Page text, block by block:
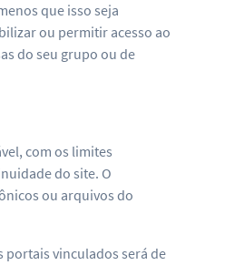
que isso seja
ou permitir acesso ao
do seu grupo ou de
com os limites
do site. O
ou arquivos do
portais vinculados será de